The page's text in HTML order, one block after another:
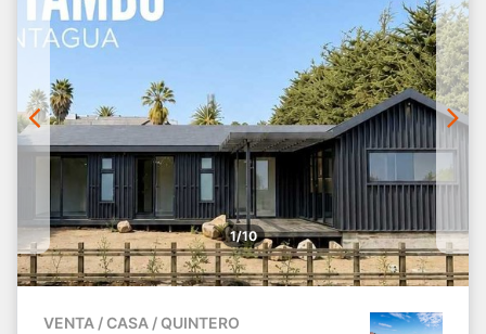
1/10
VENTA / CASA / QUINTERO